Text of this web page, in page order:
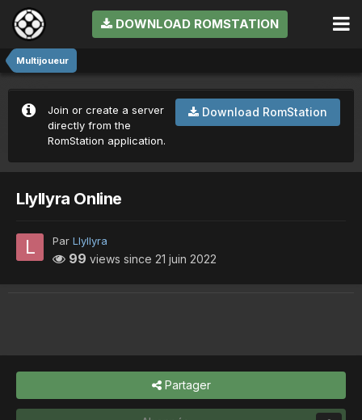
DOWNLOAD ROMSTATION
Multijoueur
Download RomStation
Join or create a server
directly from the
RomStation application.
Llyllyra Online
Par Llyllyra
99 views since 21 juin 2022
Partager